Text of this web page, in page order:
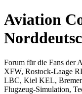
Aviation
Forum für die Fans der
XFW, Rostock-Laage
LBC, Kiel KEL,
Flugzeug-Simulation,